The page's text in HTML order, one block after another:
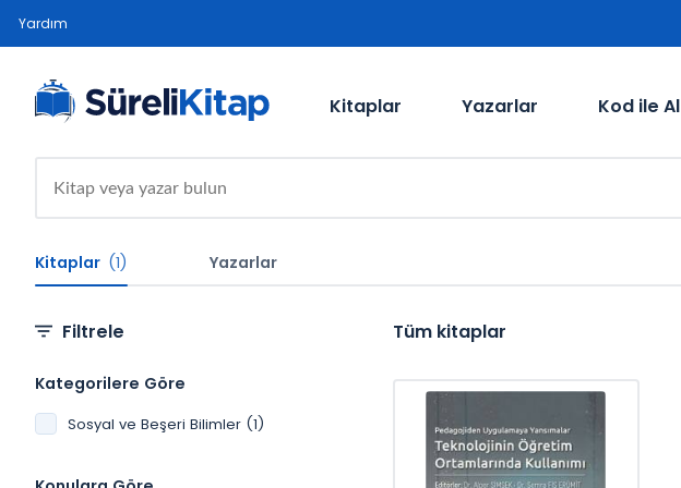
Yardım
Kitaplar Yazarlar Kod ile Al
Kitaplar (1) Yazarlar
Filtrele
Kategorilere Göre
Sosyal ve Beşeri Bilimler (1)
Tüm kitaplar